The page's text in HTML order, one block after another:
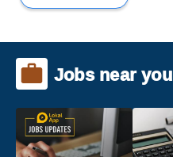
Jobs near you